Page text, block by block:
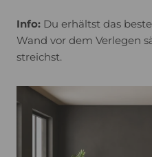
Info: Du erhältst das
Wand vor dem Verlegen
streichst.